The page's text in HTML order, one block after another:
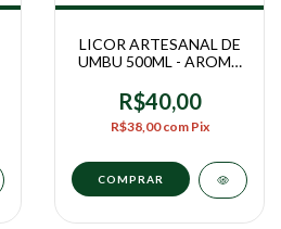
LICOR ARTESANAL DE
UMBU 500ML - AROMA
R$40,00
R$38,00com Pix